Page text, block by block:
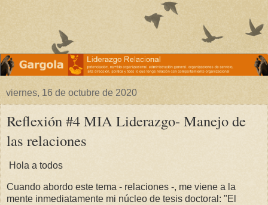
viernes, 16 de octubre de 2020
Reflexión #4 MIA Liderazgo- Manejo de
las relaciones
Hola a todos
Cuando abordo este tema - relaciones -, me viene a la
mente inmediatamente mi núcleo de tesis doctoral: "El